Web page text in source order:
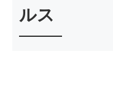
ルス